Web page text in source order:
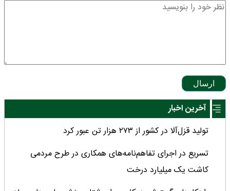
ارسال
آخرین اخبار
تولید قزل‌آلا در کشور از ۲۷۳ هزار تن عبور کرد
تسریع در اجرای تفاهم‌نامه‌های همکاری در طرح مردمی
کاشت یک میلیارد درخت